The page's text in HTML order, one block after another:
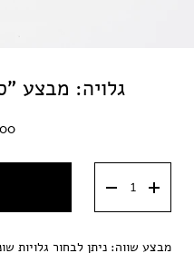
גלויה: מבצע
₪
מבצע שווה: ניתן לבחור גלויות